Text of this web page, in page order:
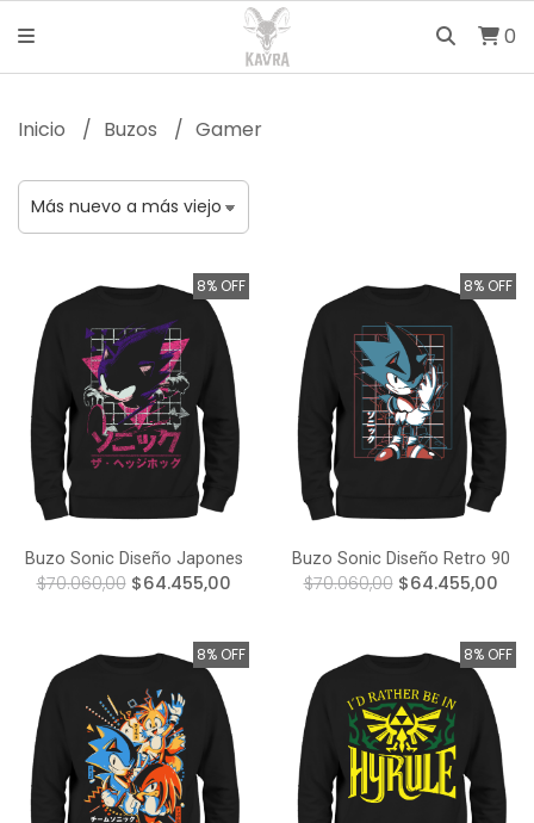
0
Inicio Buzos Gamer
8% OFF
Buzo Sonic Diseño Japones
$70.060,00$64.455,00
8% OFF
Buzo Sonic Diseño Retro 90
$70.060,00$64.455,00
8% OFF 8% OFF